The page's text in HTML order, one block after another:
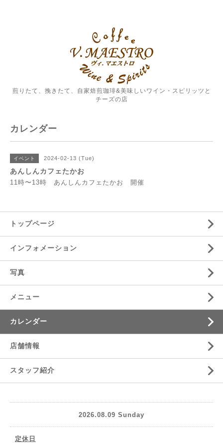
煎りたて、挽きたて、自家焙煎珈琲&美味しいワイン・スピリッツと
チーズの店
カレンダー
イベント 2024-02-13 (Tue)
あんしんカフェたかお
11時〜13時 あんしんカフェたかお 開催
トップページ
インフォメーション
写真
メニュー
カレンダー
店舗情報
スタッフ紹介
2026.08.09 Sunday
定休日